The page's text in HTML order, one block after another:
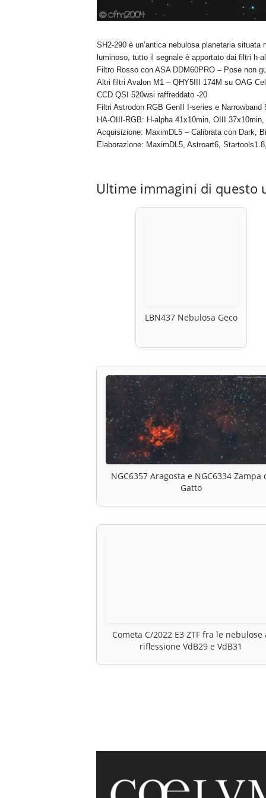
SH2-290 è un’antica nebulosa planetaria
luminoso, tutto il segnale è apportato dai filtri h-
Filtro Rosso con ASA DDM60PRO – Pose non
Altri filtri Avalon M1 – QHY5III 174M su OAG
CCD QSI 520wsi raffreddato -20
Filtri Astrodon RGB GenII I-series e Narrowband
HA-OIII-RGB: H-alpha 41x10min, OIII
Acquisizione: MaximDL5 – Calibrata con Dark,
Elaborazione: MaximDL5, Astroart6,
Ultime immagini di questo
LBN437 Nebulosa Geco
NGC6357 Aragosta e NGC6334 Zampa
Gatto
Cometa C/2022 E3 ZTF fra le nebulose
riflessione VdB29 e VdB31